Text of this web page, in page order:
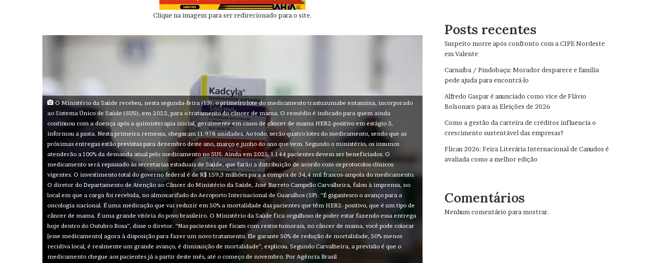
Clique na imagem para ser redirecionado para o site.
O Ministério da Saúde recebeu, nesta segunda-feira (13), o primeiro lote do medicamento trastuzumabe entansina, incorporado
ao Sistema Único de Saúde (SUS), em 2022, para o tratamento do câncer de mama. O remédio é indicado para quem ainda
continuou com a doença após a quimioterapia inicial, geralmente em casos de câncer de mama HER2-positivo em estágio 3,
informou a pasta. Nesta primeira remessa, chegaram 11.978 unidades. Ao todo, serão quatro lotes do medicamento, sendo que as
próximas entregas estão previstas para dezembro deste ano, março e junho do ano que vem. Segundo o ministério, os insumos
atenderão a 100% da demanda atual pelo medicamento no SUS. Ainda em 2025, 1.144 pacientes devem ser beneficiados. O
medicamento será repassado às secretarias estaduais de Saúde, que farão a distribuição de acordo com os protocolos clínicos
vigentes. O investimento total do governo federal é de R$ 159,3 milhões para a compra de 34,4 mil frascos-ampola do medicamento.
O diretor do Departamento de Atenção ao Câncer do Ministério da Saúde, José Barreto Campello Carvalheira, falou à imprensa, no
local em que a carga foi recebida, no almoxarifado do Aeroporto Internacional de Guarulhos (SP). “É gigantesco o avanço para a
oncologia nacional. É uma medicação que vai reduzir em 50% a mortalidade das pacientes que têm HER2- positivo, que é um tipo de
câncer de mama. É uma grande vitória do povo brasileiro. O Ministério da Saúde fica orgulhoso de poder estar fazendo essa entrega
hoje dentro do Outubro Rosa”, disse o diretor. “Nas pacientes que ficam com restos tumorais, no câncer de mama, você pode colocar
[esse medicamento] agora à disposição para fazer um novo tratamento. Ele garante 50% de redução de mortalidade, 50% menos
recidiva local, é realmente um grande avanço, é diminuição de mortalidade”, explicou. Segundo Carvalheira, a previsão é que o
medicamento chegue aos pacientes já a partir deste mês, até o começo de novembro. Por Agência Brasil
Posts recentes
Suspeito morre após confronto com a CIPE Nordeste
em Valente
Carnaíba / Pindobaçu: Morador desparece e família
pede ajuda para encontrá-lo
Alfredo Gaspar é anunciado como vice de Flávio
Bolsonaro para as Eleições de 2026
Como a gestão da carteira de créditos influencia o
crescimento sustentável das empresas?
Flican 2026: Feira Literária Internacional de Canudos é
avaliada como a melhor edição
Comentários
Nenhum comentário para mostrar.